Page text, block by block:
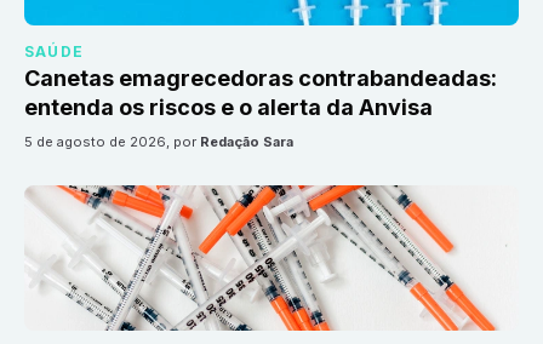
SAÚDE
Canetas emagrecedoras contrabandeadas:
entenda os riscos e o alerta da Anvisa
5 de agosto de 2026, por Redação Sara